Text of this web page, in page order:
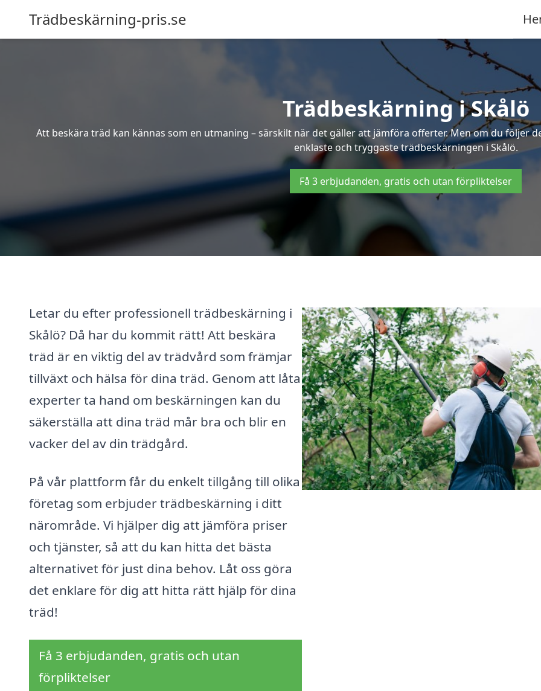
Trädbeskärning-pris.se
Trädbeskärning i Skålö
Att beskära träd kan kännas som en utmaning – särskilt när det gäller att jämföra offerter. Men om du följer
enklaste och tryggaste trädbeskärningen i Skålö.
Få 3 erbjudanden, gratis och utan förpliktelser
Letar du efter professionell trädbeskärning i
Skålö? Då har du kommit rätt! Att beskära
träd är en viktig del av trädvård som främjar
tillväxt och hälsa för dina träd. Genom att låta
experter ta hand om beskärningen kan du
säkerställa att dina träd mår bra och blir en
vacker del av din trädgård.
På vår plattform får du enkelt tillgång till olika
företag som erbjuder trädbeskärning i ditt
närområde. Vi hjälper dig att jämföra priser
och tjänster, så att du kan hitta det bästa
alternativet för just dina behov. Låt oss göra
det enklare för dig att hitta rätt hjälp för dina
träd!
Få 3 erbjudanden, gratis och utan
förpliktelser